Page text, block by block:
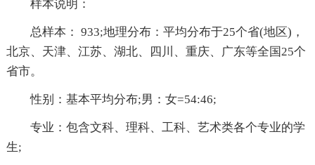
样本说明：
总样本： 933;地理分布：平均分布于25个省(地区)，
北京、天津、江苏、湖北、四川、重庆、广东等全国25个
省市。
性别：基本平均分布;男：女=54:46;
专业：包含文科、理科、工科、艺术类各个专业的学
生;